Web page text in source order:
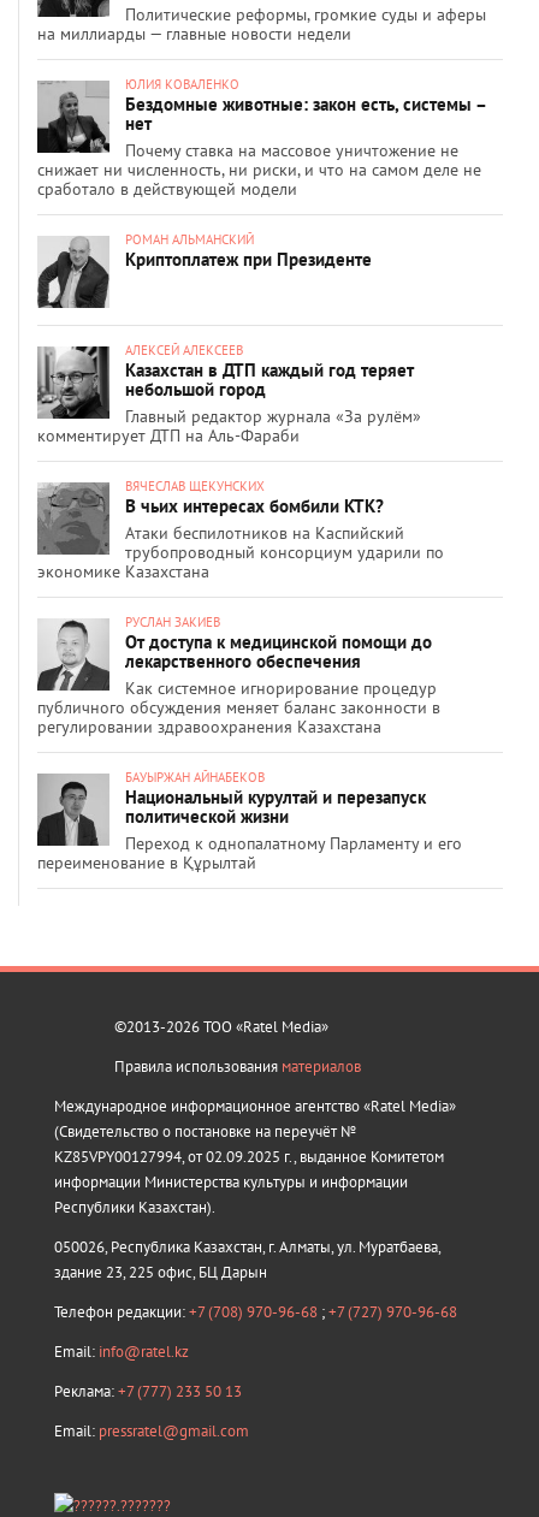
Политические реформы, громкие суды и аферы
на миллиарды — главные новости недели
ЮЛИЯ КОВАЛЕНКО
Бездомные животные: закон есть, системы –
нет
Почему ставка на массовое уничтожение не
снижает ни численность, ни риски, и что на самом деле не
сработало в действующей модели
РОМАН АЛЬМАНСКИЙ
Криптоплатеж при Президенте
АЛЕКСЕЙ АЛЕКСЕЕВ
Казахстан в ДТП каждый год теряет
небольшой город
Главный редактор журнала «За рулём»
комментирует ДТП на Аль-Фараби
ВЯЧЕСЛАВ ЩЕКУНСКИХ
В чьих интересах бомбили КТК?
Атаки беспилотников на Каспийский
трубопроводный консорциум ударили по
экономике Казахстана
РУСЛАН ЗАКИЕВ
От доступа к медицинской помощи до
лекарственного обеспечения
Как системное игнорирование процедур
публичного обсуждения меняет баланс законности в
регулировании здравоохранения Казахстана
БАУЫРЖАН АЙНАБЕКОВ
Национальный курултай и перезапуск
политической жизни
Переход к однопалатному Парламенту и его
переименование в Құрылтай
©2013-2026 ТОО «Ratel Media»
Правила использования материалов
Международное информационное агентство «Ratel Media»
(Свидетельство о постановке на переучёт №
KZ85VPY00127994, от 02.09.2025 г., выданное Комитетом
информации Министерства культуры и информации
Республики Казахстан).
050026, Республика Казахстан, г. Алматы, ул. Муратбаева,
здание 23, 225 офис, БЦ Дарын
Телефон редакции:+7 (708) 970-96-68 ;+7 (727) 970-96-68
Email: info@ratel.kz
Реклама:+7 (777) 233 50 13
Email: pressratel@gmail.com